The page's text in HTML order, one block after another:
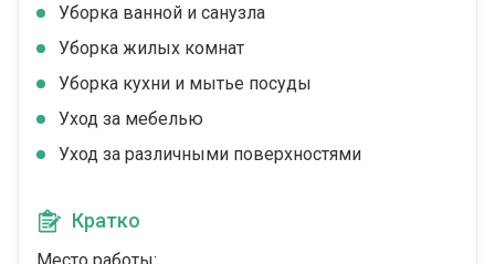
Уборка ванной и санузла
Уборка жилых комнат
Уборка кухни и мытье посуды
Уход за мебелью
Уход за различными поверхностями
Кратко